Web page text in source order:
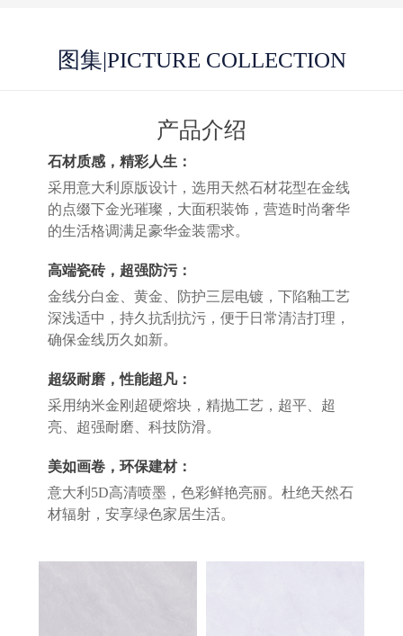
图集|PICTURE COLLECTION
产品介绍
石材质感，精彩人生：
采用意大利原版设计，选用天然石材花型在金线
的点缀下金光璀璨，大面积装饰，营造时尚奢华
的生活格调满足豪华金装需求。
高端瓷砖，超强防污：
金线分白金、黄金、防护三层电镀，下陷釉工艺
深浅适中，持久抗刮抗污，便于日常清洁打理，
确保金线历久如新。
超级耐磨，性能超凡：
采用纳米金刚超硬熔块，精抛工艺，超平、超
亮、超强耐磨、科技防滑。
美如画卷，环保建材：
意大利5D高清喷墨，色彩鲜艳亮丽。杜绝天然石
材辐射，安享绿色家居生活。